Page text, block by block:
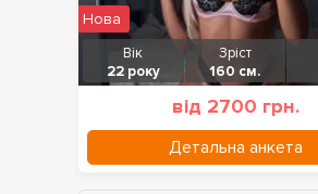
Вік
22 року
Зріст
160 см.
від 2700 грн.
Детальна анкета
Нова